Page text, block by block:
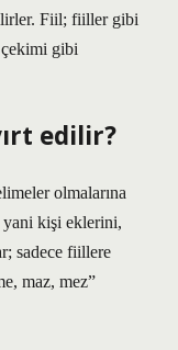
Fiil; fiiller gibi
gibi
edilir?
olmalarına
kişi eklerini,
sadece fiillere
maz, mez”